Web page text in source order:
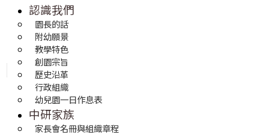
認識我們
園長的話
附幼願景
教學特色
創園宗旨
歷史沿革
行政組織
幼兒園一日作息表
中研家族
家長會名冊與組織章程